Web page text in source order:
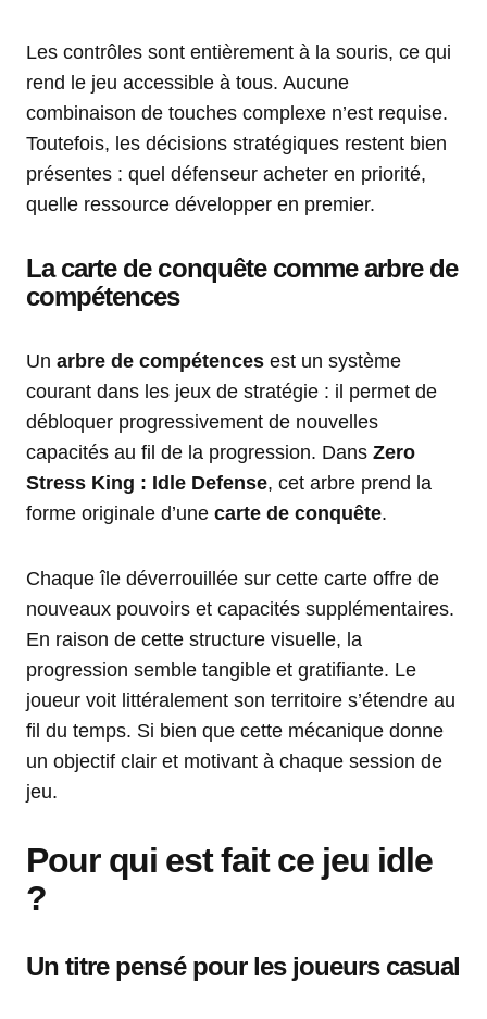
Les contrôles sont entièrement à la souris, ce qui
rend le jeu accessible à tous. Aucune
combinaison de touches complexe n’est requise.
Toutefois, les décisions stratégiques restent bien
présentes : quel défenseur acheter en priorité,
quelle ressource développer en premier.
La carte de conquête comme arbre de
compétences
Un arbre de compétences est un système
courant dans les jeux de stratégie : il permet de
débloquer progressivement de nouvelles
capacités au fil de la progression. Dans Zero
Stress King : Idle Defense, cet arbre prend la
forme originale d’une carte de conquête.
Chaque île déverrouillée sur cette carte offre de
nouveaux pouvoirs et capacités supplémentaires.
En raison de cette structure visuelle, la
progression semble tangible et gratifiante. Le
joueur voit littéralement son territoire s’étendre au
fil du temps. Si bien que cette mécanique donne
un objectif clair et motivant à chaque session de
jeu.
Pour qui est fait ce jeu idle
?
Un titre pensé pour les joueurs casual